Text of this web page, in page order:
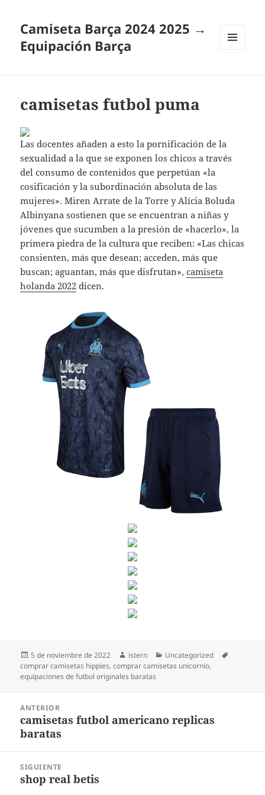
Camiseta Barça 2024 2025 →
Equipación Barça
camisetas futbol puma
Las docentes añaden a esto la pornificación de la
sexualidad a la que se exponen los chicos a través
del consumo de contenidos que perpetúan «la
cosificación y la subordinación absoluta de las
mujeres». Miren Arrate de la Torre y Alícia Boluda
Albinyana sostienen que se encuentran a niñas y
jóvenes que sucumben a la presión de «hacerlo», la
primera piedra de la cultura que reciben: «Las chicas
consienten, más que desean; acceden, más que
buscan; aguantan, más que disfrutan»,camiseta
holanda 2022 dicen.
Publicado
el
5 de noviembre de 2022 Autor
istern Categorías
Uncategorized
comprar camisetas hippies,comprar camisetas unicornio,
equipaciones de futbol originales baratas
entradas
ANTERIOR
Entrada
anterior:
camisetas futbol americano replicas
baratas
SIGUIENTE
Entrada
shop real betis